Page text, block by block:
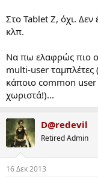
Στο Tablet Z, όχι. Δεν
κλπ.
Να πω ελαφρώς πιο
multi-user
κάποιο common
χωριστά!)...
D@redevil
Retired Admin
16 Δεκ 2013